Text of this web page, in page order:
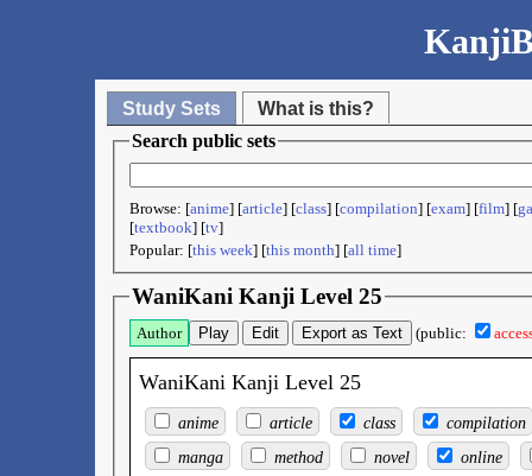
Study Sets
What is this?
Search public sets
Browse: [anime] [article] [class] [compilation] [exam] [film] [
[textbook] [tv]
Popular: [this week] [this month] [all time]
WaniKani Kanji Level 25
Author Play Edit Export as Text (public:
WaniKani Kanji Level 25
anime article class
compilation
manga
method novel online